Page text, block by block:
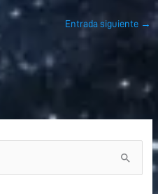
Entrada siguiente →